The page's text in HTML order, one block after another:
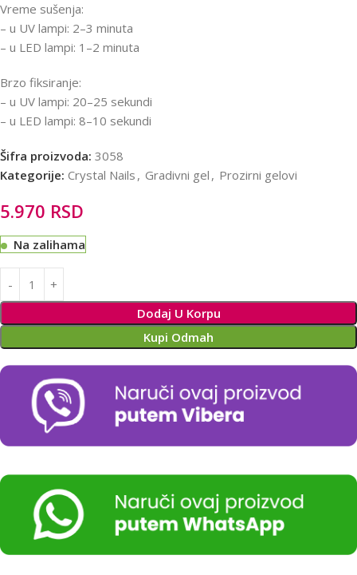
Vreme sušenja:
– u UV lampi: 2–3 minuta
– u LED lampi: 1–2 minuta
Brzo fiksiranje:
– u UV lampi: 20–25 sekundi
– u LED lampi: 8–10 sekundi
Šifra proizvoda: 3058
Kategorije: Crystal Nails , Gradivni gel , Prozirni gelovi
5.970 RSD
Na zalihama
Dodaj U Korpu
Kupi Odmah
Alternative: